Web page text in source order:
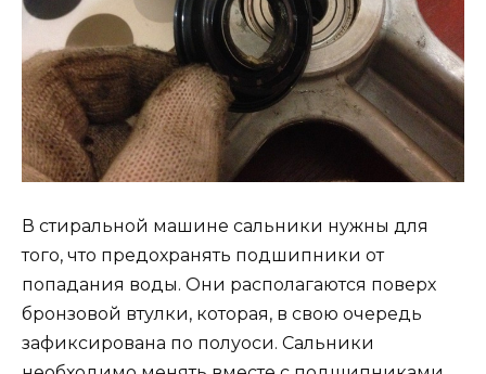
В стиральной машине сальники нужны для
того, что предохранять подшипники от
попадания воды. Они располагаются поверх
бронзовой втулки, которая, в свою очередь
зафиксирована по полуоси. Сальники